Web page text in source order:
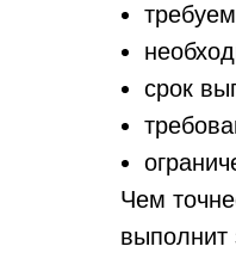
срок
Чем
выполнит